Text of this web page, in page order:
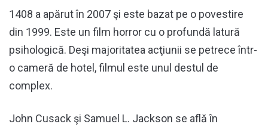
1408 a apărut în 2007 şi este bazat pe o povestire
din 1999. Este un film horror cu o profundă latură
psihologică. Deşi majoritatea acţiunii se petrece într-
o cameră de hotel, filmul este unul destul de
complex.
John Cusack şi Samuel L. Jackson se află în